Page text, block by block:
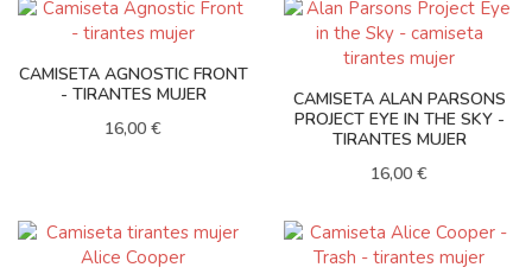
CAMISETA AGNOSTIC FRONT
- TIRANTES MUJER
16,00 €
CAMISETA ALAN PARSONS
PROJECT EYE IN THE SKY -
TIRANTES MUJER
16,00 €